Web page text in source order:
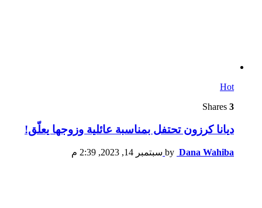
Hot
3
ديانا كرزون تحتفل بمناسبة عائلية وزوجها يعلّق!
by Dana Wahiba سبتمبر 14, 2023, 2:39 م